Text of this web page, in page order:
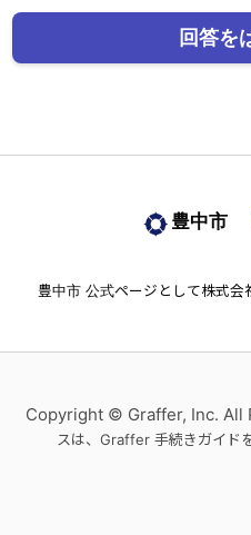
回答を
豊中市
豊中市 公式ページとして株式会
Copyright © Graffer, Inc. All
スは、Graffer 手続きガイド